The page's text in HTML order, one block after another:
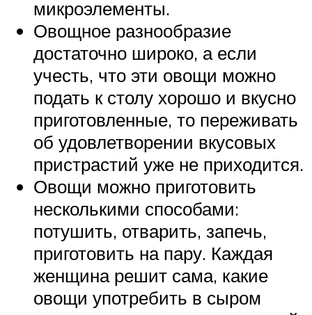
микроэлементы.
Овощное разнообразие
достаточно широко, а если
учесть, что эти овощи можно
подать к столу хорошо и вкусно
приготовленные, то переживать
об удовлетворении вкусовых
пристрастий уже не приходится.
Овощи можно приготовить
несколькими способами:
потушить, отварить, запечь,
приготовить на пару. Каждая
женщина решит сама, какие
овощи употребить в сыром